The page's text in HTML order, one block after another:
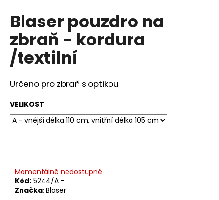
produktu
je
4,5
z
5
hvězdiček.
Blaser pouzdro na
zbraň - kordura
/textilní
Určeno pro zbraň s optikou
VELIKOST
Momentálně nedostupné
Kód: 5244/A -
Značka:Blaser
a
j
í
t
?
HLEDAT
D
o
p
o